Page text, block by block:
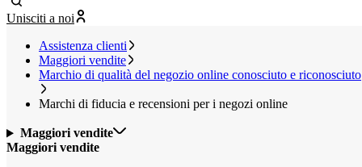
Unisciti a noi
Assistenza clienti
Maggiori vendite
Marchio di qualità del negozio online conosciuto e riconosciuto
Marchi di fiducia e recensioni per i negozi online
Maggiori vendite
Maggiori vendite